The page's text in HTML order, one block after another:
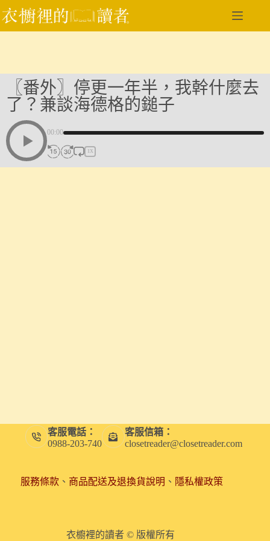
跳
至
〖番外〗停更一年半，我幹什麼去
了？兼談海德格的鎚子
00:00
1X
客服電話：
0988-203-740
客服信箱：
closetreader@closetreader.com
服務條款、 商品配送及退換貨說明 、 隱私權政策
衣櫥裡的讀者 © 版權所有